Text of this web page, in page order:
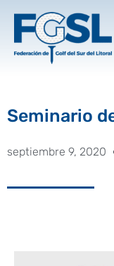
contenido
Seminario
septiembre 9, 2020